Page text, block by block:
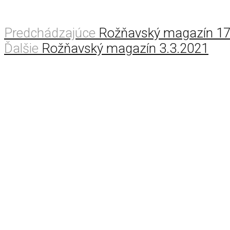
Predchádzajúce Rožňavský magazín
Ďalšie Rožňavský magazín 3.3.2021